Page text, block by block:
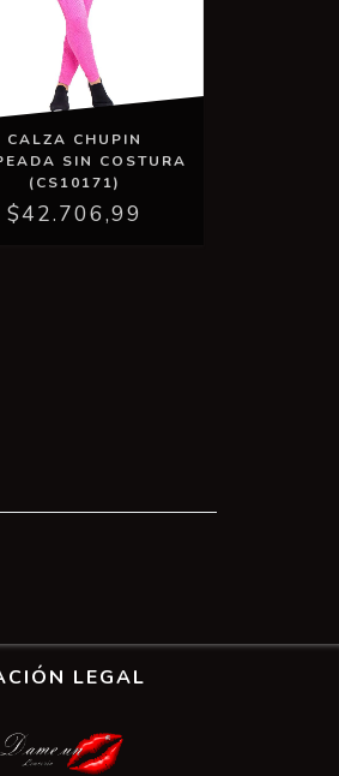
CALZA CHUPIN
SIN COSTURA
(CS10171)
$42.706,99
LEGAL